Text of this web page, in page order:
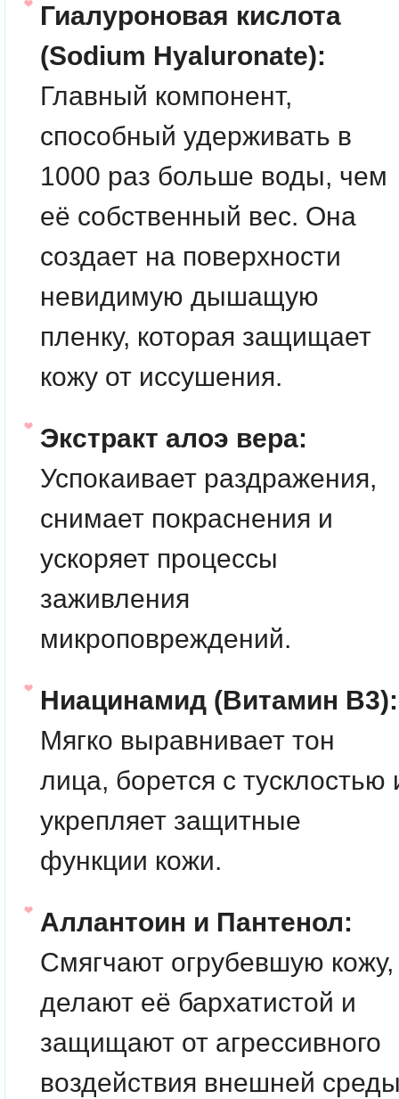
Гиалуроновая кислота
(Sodium Hyaluronate):
Главный компонент,
способный удерживать в
1000 раз больше воды, чем
её собственный вес. Она
создает на поверхности
невидимую дышащую
пленку, которая защищает
кожу от иссушения.
Экстракт алоэ вера:
Успокаивает раздражения,
снимает покраснения и
ускоряет процессы
заживления
микроповреждений.
Ниацинамид (Витамин B3):
Мягко выравнивает тон
лица, борется с тусклостью
укрепляет защитные
функции кожи.
Аллантоин и Пантенол:
Смягчают огрубевшую кожу,
делают её бархатистой и
защищают от агрессивного
воздействия внешней